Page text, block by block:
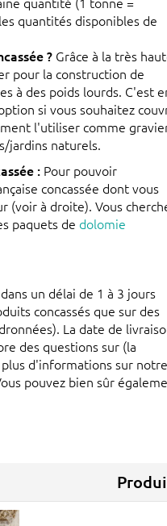
quantités disponibles de
? Grâce à la très
pour la construction de
à des poids lourds. C'est
si vous souhaitez
l'utiliser comme
jardins naturels.
: Pour pouvoir
concassée dont vous
(voir à droite). Vous
paquets de dolomie
un délai de 1 à 3 jours
concassés que sur des
La date de
des questions sur (la
plus d'informations sur notre
pouvez bien sûr